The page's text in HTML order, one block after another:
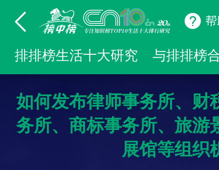
排排榜生活十大研究 与排排榜
如何发布律师事务所、财
务所、商标事务所、旅游
展馆等组织